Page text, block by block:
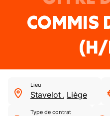
COMMIS
Lieu
Stavelot , Liège
Type de contrat